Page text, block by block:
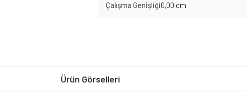
Çalışma Genişliği0,00 cm
Ürün Görselleri